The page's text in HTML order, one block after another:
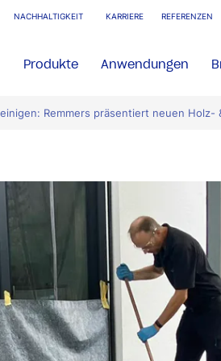
NACHHALTIGKEIT KARRIERE REFERENZEN
Produkte Anwendungen
Remmers präsentiert neuen Holz-